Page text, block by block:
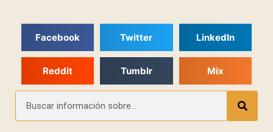
Facebook Twitter LinkedIn
Reddit Tumblr Mix